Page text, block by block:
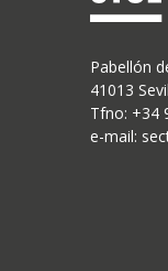
Pabellón
41013
Tfno: +34
e-mail: